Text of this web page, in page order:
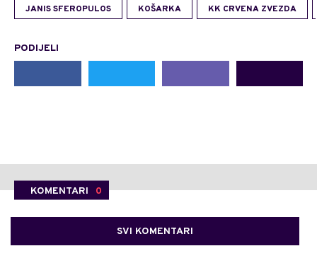
JANIS SFEROPULOS KOŠARKA KK CRVENA ZVEZDA
PODIJELI
KOMENTARI 0
SVI KOMENTARI